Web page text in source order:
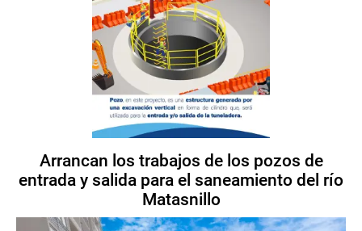
Arrancan los trabajos de los pozos de
entrada y salida para el saneamiento del río
Matasnillo